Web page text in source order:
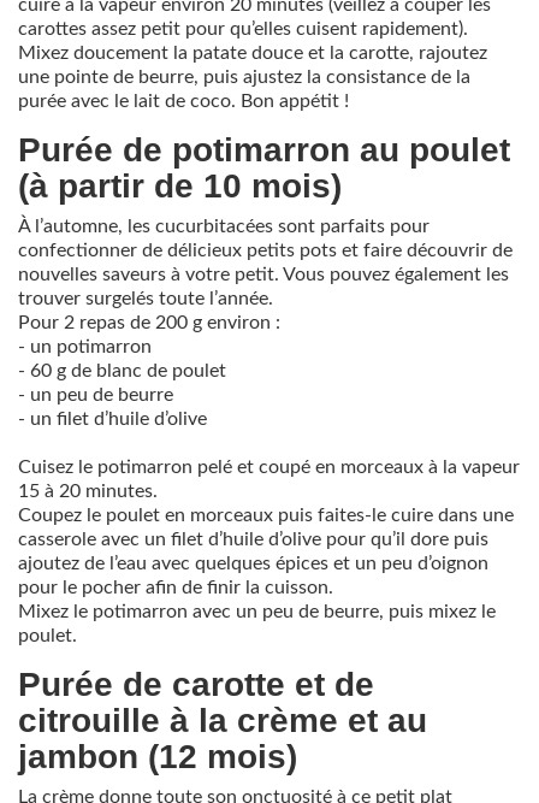
cuire à la vapeur environ 20 minutes (veillez à couper les
carottes assez petit pour qu’elles cuisent rapidement).
Mixez doucement la patate douce et la carotte, rajoutez
une pointe de beurre, puis ajustez la consistance de la
purée avec le lait de coco. Bon appétit !
Purée de potimarron au poulet
(à partir de 10 mois)
À l’automne, les cucurbitacées sont parfaits pour
confectionner de délicieux petits pots et faire découvrir de
nouvelles saveurs à votre petit. Vous pouvez également les
trouver surgelés toute l’année.
Pour 2 repas de 200 g environ :
- un potimarron
- 60 g de blanc de poulet
- un peu de beurre
- un filet d’huile d’olive
Cuisez le potimarron pelé et coupé en morceaux à la vapeur
15 à 20 minutes.
Coupez le poulet en morceaux puis faites-le cuire dans une
casserole avec un filet d’huile d’olive pour qu’il dore puis
ajoutez de l’eau avec quelques épices et un peu d’oignon
pour le pocher afin de finir la cuisson.
Mixez le potimarron avec un peu de beurre, puis mixez le
poulet.
Purée de carotte et de
citrouille à la crème et au
jambon (12 mois)
La crème donne toute son onctuosité à ce petit plat